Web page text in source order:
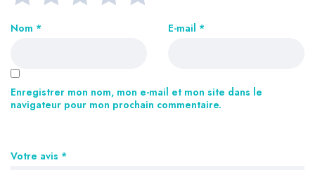
Votre avis *
Nom * E-mail *
Enregistrer mon nom, mon e-mail et mon site dans le
navigateur pour mon prochain commentaire.